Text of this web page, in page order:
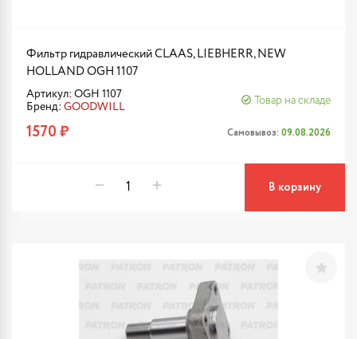
Фильтр гидравлический CLAAS, LIEBHERR, NEW
HOLLAND OGH 1107
Артикул: OGH 1107
Бренд: GOODWILL
Товар на складе
1570 ₽ Самовывоз: 09.08.2026
В корзину